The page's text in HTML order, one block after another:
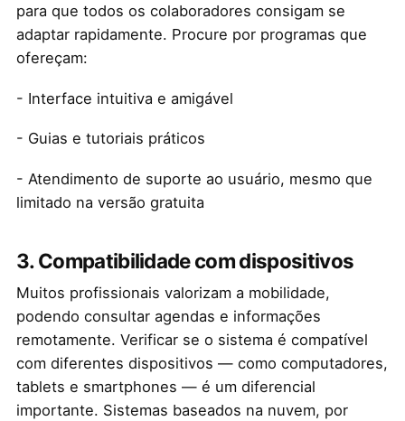
para que todos os colaboradores consigam se
adaptar rapidamente. Procure por programas que
ofereçam:
- Interface intuitiva e amigável
- Guias e tutoriais práticos
- Atendimento de suporte ao usuário, mesmo que
limitado na versão gratuita
3. Compatibilidade com dispositivos
Muitos profissionais valorizam a mobilidade,
podendo consultar agendas e informações
remotamente. Verificar se o sistema é compatível
com diferentes dispositivos — como computadores,
tablets e smartphones — é um diferencial
importante. Sistemas baseados na nuvem, por